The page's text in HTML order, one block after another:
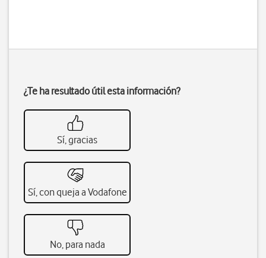
¿Te ha resultado útil esta información?
Sí, gracias
Sí, con queja a Vodafone
No, para nada